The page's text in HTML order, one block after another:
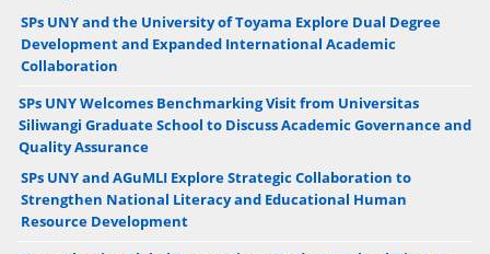
SPs UNY and the University of Toyama Explore Dual Degree
Development and Expanded International Academic
Collaboration
SPs UNY Welcomes Benchmarking Visit from Universitas
Siliwangi Graduate School to Discuss Academic Governance and
Quality Assurance
SPs UNY and AGuMLI Explore Strategic Collaboration to
Strengthen National Literacy and Educational Human
Resource Development